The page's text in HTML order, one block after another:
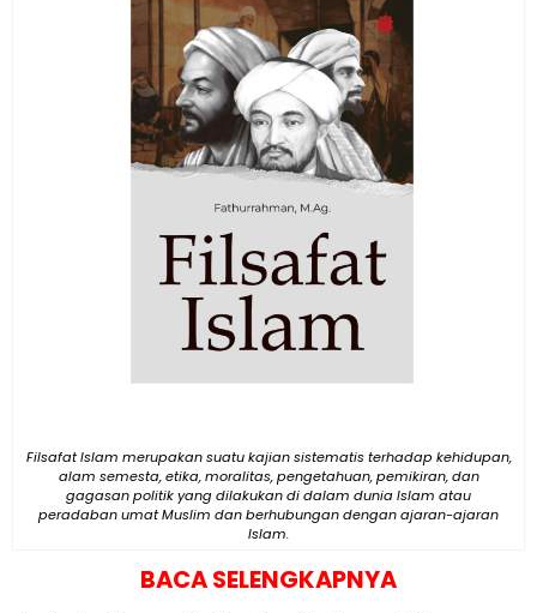
Filsafat Islam merupakan suatu kajian sistematis terhadap kehidupan,
alam semesta, etika, moralitas, pengetahuan, pemikiran, dan
gagasan politik yang dilakukan di dalam dunia Islam atau
peradaban umat Muslim dan berhubungan dengan ajaran-ajaran
Islam.
BACA SELENGKAPNYA